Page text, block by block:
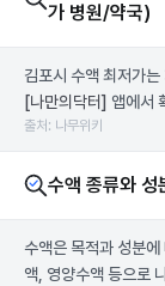
가 병원/약국)
김포시 수액 최저가
[나만의닥터] 앱에서
출처: 나무위키
수액 종류와 성
수액은 목적과 성분
액, 영양수액 등으로